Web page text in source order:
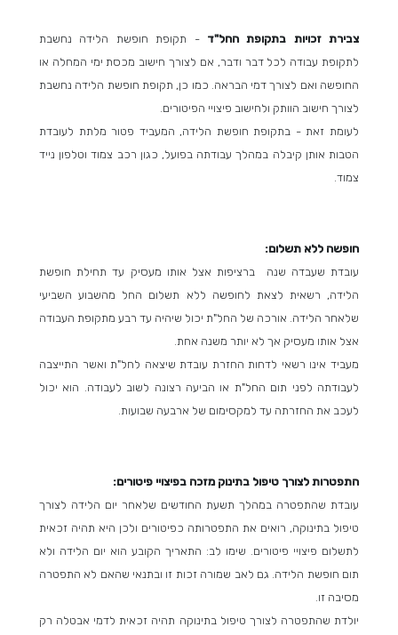
צבירת זכויות בתקופת החל"ד - תקופת חופשת הלידה נחשבת
לתקופת עבודה לכל דבר ודבר, אם לצורך חישוב מכסת ימי המחלה או
החופשה ואם לצורך דמי הבראה. כמו כן, תקופת חופשת הלידה נחשבת
לצורך חישוב הוותק ולחישוב פיצויי הפיטורים.
לעומת זאת - בתקופת חופשת הלידה, המעביד פטור מלתת לעובדת
הטבות אותן קיבלה במהלך עבודתה בפועל, כגון רכב צמוד וטלפון נייד
צמוד.
חופשה ללא תשלום:
עובדת שעבדה שנה ברציפות אצל אותו מעסיק עד תחילת חופשת
הלידה, רשאית לצאת לחופשה ללא תשלום החל מהשבוע השביעי
שלאחר הלידה. אורכה של החל"ת יכול שיהיה עד רבע מתקופת העבודה
אצל אותו מעסיק אך לא יותר משנה אחת.
מעביד אינו רשאי לדחות החזרת עובדת שיצאה לחל"ת ואשר התייצבה
לעבודתה לפני תום החל"ת או הביעה רצונה לשוב לעבודה. הוא יכול
לעכב את החזרתה עד למקסימום של ארבעה שבועות.
התפטרות לצורך טיפול בתינוק מזכה בפיצויי פיטורים:
עובדת שהתפטרה במהלך תשעת החודשים שלאחר יום הלידה לצורך
טיפול בתינוקה, רואים את התפטרותה כפיטורים ולכן היא תהיה זכאית
לתשלום פיצויי פיטורים. שימו לב: התאריך הקובע הוא יום הלידה ולא
תום חופשת הלידה. גם לאב שמורה זכות זו ובתנאי שהאם לא התפטרה
מסיבה זו.
יולדת שהתפטרה לצורך טיפול בתינוקה תהיה זכאית לדמי אבטלה רק